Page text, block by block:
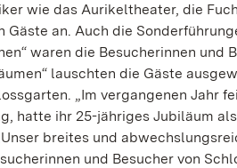
wie das Aurikeltheater, die
an. Auch die
waren die Besucherinnen und
lauschten die Gäste
„Im vergangenen Jahr
hatte ihr 25-jähriges Jubiläum
breites und
und Besucher von